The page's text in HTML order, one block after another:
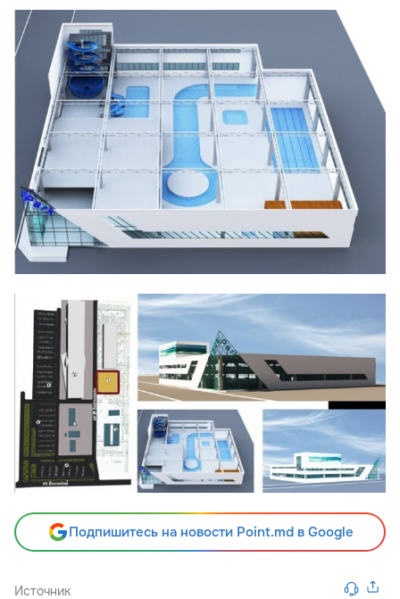
Подпишитесь на новости Point.md в Google
Источник